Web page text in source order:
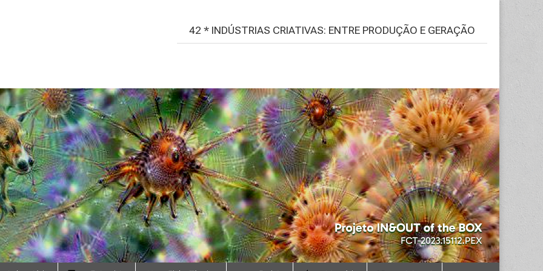
42 * INDÚSTRIAS CRIATIVAS: ENTRE PRODUÇÃO E GERAÇÃO